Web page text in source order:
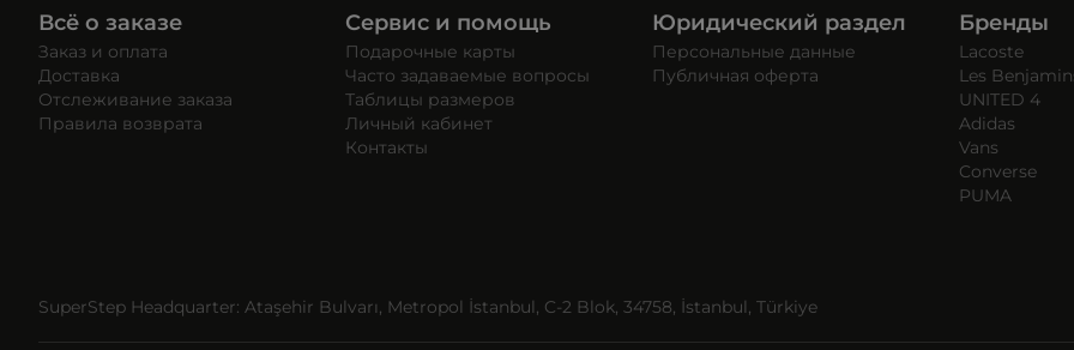
Всё о заказе
Заказ и оплата
Доставка
Отслеживание заказа
Правила возврата
Сервис и помощь
Подарочные карты
Часто задаваемые вопросы
Таблицы размеров
Личный кабинет
Контакты
Юридический раздел
Персональные данные
Публичная оферта
Бренды
Lacoste
Les
UNITED 4
Adidas
Vans
Converse
PUMA
SuperStep Headquarter: Ataşehir Bulvarı, Metropol İstanbul, C-2 Blok, 34758, İstanbul, Türkiye